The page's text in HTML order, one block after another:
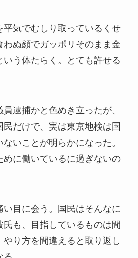
平気でむしり取っているくせ
わぬ顔でガッポリそのまま金
いう体たらく。とても許せる
逮捕かと色めき立ったが、
だけで、実は東京地検は国
いことが明らかになった。
めに働いているに過ぎないの
い目に会う。国民はそんなに
氏も、目指しているものは間
り方を間違えると取り返し